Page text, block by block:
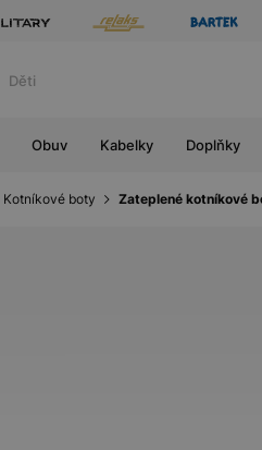
Děti
Obuv Kabelky Doplňky
Kotníkové boty Zateplené kotníkové